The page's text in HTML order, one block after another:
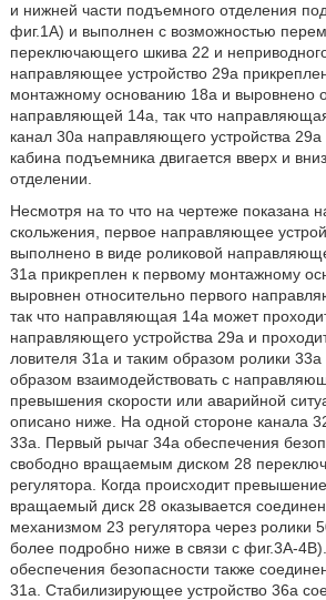
и нижней части подъемного отделения
фиг.1A) и выполнен с возможностью
переключающего шкива 22 и
направляющее устройство 29a
монтажному основанию 18a и выровнено
направляющей 14a, так что
канал 30a направляющего устройства 29a
кабина подъемника двигается вверх и
отделении.
Несмотря на то что на чертеже показана
скольжения, первое направляющее
выполнено в виде роликовой
31a прикреплен к первому монтажному
выровнен относительно первого
так что направляющая 14a может
направляющего устройства 29a и
ловителя 31а и таким образом ролики
образом взаимодействовать с
превышения скорости или аварийной
описано ниже. На одной стороне канала
33a. Первый рычаг 34a обеспечения
свободно вращаемым диском 28
регулятора. Когда происходит
вращаемый диск 28 оказывается
механизмом 23 регулятора через ролики
более подробно ниже в связи с фиг.3A-
обеспечения безопасности также
31a. Стабилизирующее устройство 36a